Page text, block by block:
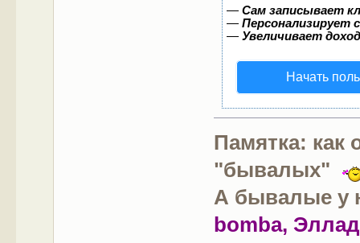
—Сам записывает
—Персонализирует
—Увеличивает
Начать
Памятка: как
"бывалых"
А бывалые у
bomba,